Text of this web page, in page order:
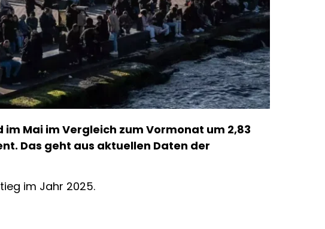
Mai im Vergleich zum Vormonat um 2,83
Das geht aus aktuellen Daten der
im Jahr 2025.